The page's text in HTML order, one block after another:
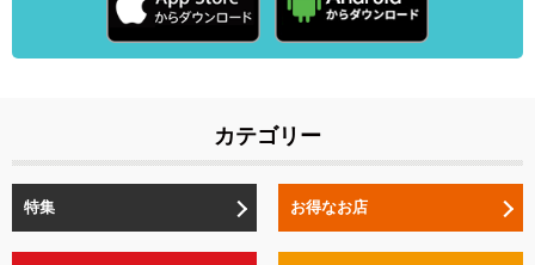
カテゴリー
特集 お得なお店